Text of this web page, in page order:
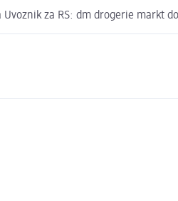
za RS: dm drogerie markt